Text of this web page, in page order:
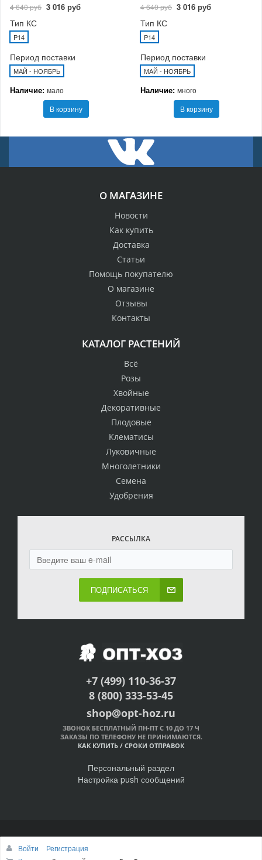
4 640 руб 3 016 руб
Тип КС
P14
Период поставки
МАЙ - НОЯБРЬ
Наличие: мало
В корзину
4 640 руб 3 016 руб
Тип КС
P14
Период поставки
МАЙ - НОЯБРЬ
Наличие: много
В корзину
О МАГАЗИНЕ
Новости
Как купить
Доставка
Статьи
Помощь покупателю
О магазине
Отзывы
Контакты
КАТАЛОГ РАСТЕНИЙ
Всё
Розы
Хвойные
Декоративные
Плодовые
Клематисы
Луковичные
Многолетники
Семена
Удобрения
РАССЫЛКА
ПОДПИСАТЬСЯ
+7 (499) 110-36-37
8 (800) 333-53-45
shop@opt-hoz.ru
ЗВОНОК БЕСПЛАТНЫЙ ПН-ПТ С 10 ДО 17 Ч
ЗАКАЗЫ ПО ТЕЛЕФОНУ НЕ ПРИНИМАЮТСЯ.
КАК КУПИТЬ / СРОКИ ОТПРАВОК
Персональный раздел
Настройка push сообщений
© Интернет-магазин ОПТ-ХОЗ, 2011-2026
Войти
Регистрация